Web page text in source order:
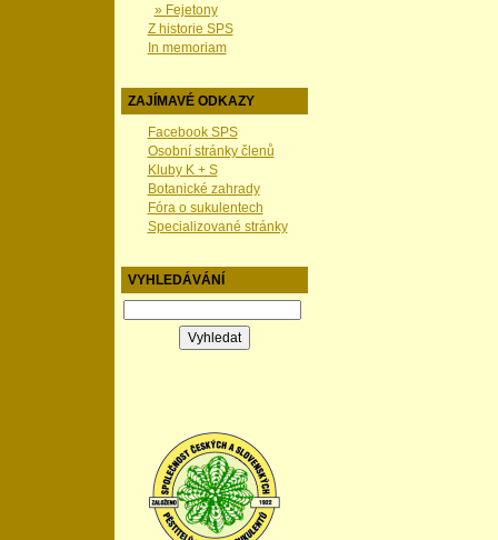
» Fejetony
Z historie SPS
In memoriam
ZAJÍMAVÉ ODKAZY
Facebook SPS
Osobní stránky členů
Kluby K + S
Botanické zahrady
Fóra o sukulentech
Specializované stránky
VYHLEDÁVÁNÍ